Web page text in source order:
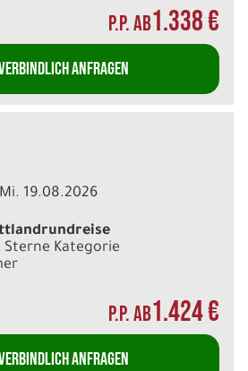
P.P. AB1.338 €
ANFRAGEN
19.08.2026
Sterne Kategorie
P.P. AB1.424 €
ANFRAGEN